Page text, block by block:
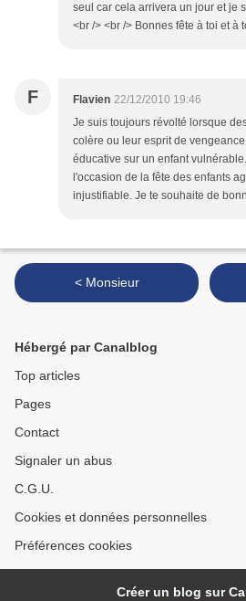
seul car cela arrivera un jour et je
<br /> <br /> Bonnes fête à toi et à
F Flavien 22/12/2010 19:46
Je suis toujours révolté lorsque
colère ou leur esprit de
éducative sur un enfant
l'occasion de la fête des enfants
injustifiable. Je te souhaite de
< Monsieur
Hébergé par Canalblog
Top articles
Pages
Contact
Signaler un abus
C.G.U.
Cookies et données personnelles
Préférences cookies
Créer un blog sur